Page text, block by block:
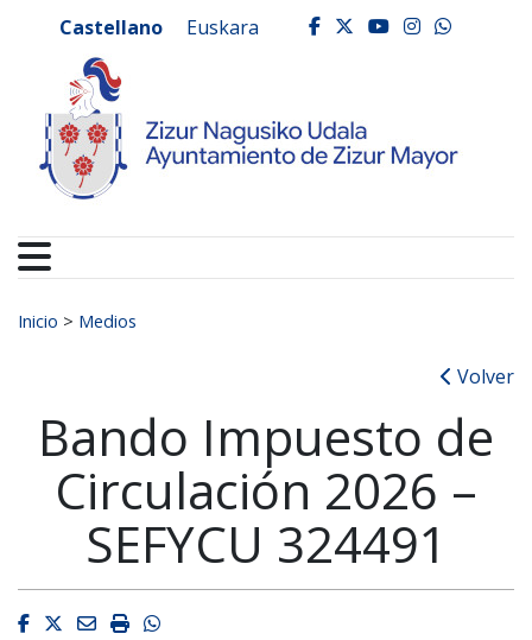
Ayuntamiento de
Castellano Euskara facebook
twitter
youtube
Buscar:
Inicio > Medios
Volver
Bando Impuesto de
Circulación 2026 –
SEFYCU 324491
Facebook
Twitter
EmailImprimirWhatsapp